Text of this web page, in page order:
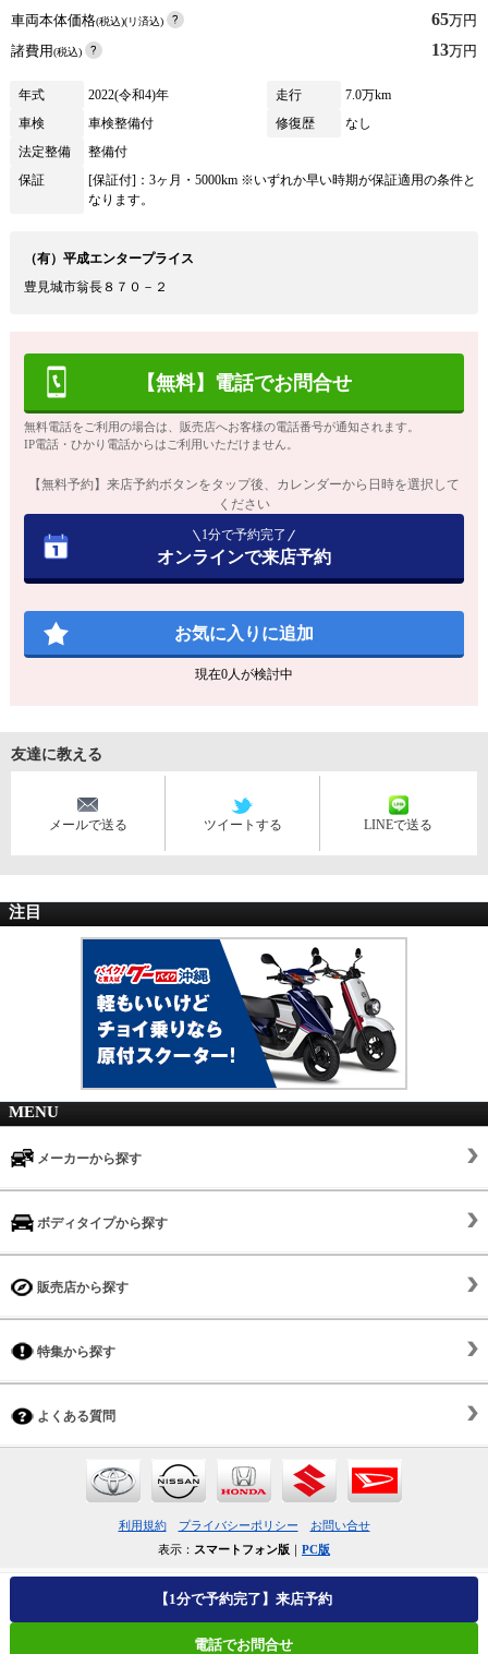
車両本体価格(税込)(リ済込) 65万円
諸費用(税込) 13万円
年式 2022(令和4)年 走行
7.0万km
車検
車検整備付 修復歴
なし
法定整備
整備付
保証
[保証付]：3ヶ月・5000km ※いずれか早い時期が保証適用の条件と
なります。
（有）平成エンタープライス
豊見城市翁長８７０－２
【無料】電話でお問合せ
無料電話をご利用の場合は、販売店へお客様の電話番号が通知されます。
IP電話・ひかり電話からはご利用いただけません。
【無料予約】来店予約ボタンをタップ後、カレンダーから日時を選択して
ください
1分で予約完了
オンラインで来店予約
お気に入りに追加
現在0人が検討中
友達に教える
メールで送る ツイートする LINEで送る
【1分で予約完了】来店予約
電話でお問合せ
注目
MENU
メーカーから探す
ボディタイプから探す
販売店から探す
特集から探す
よくある質問
利用規約 プライバシーポリシー
お問い合せ
表示： スマートフォン版 PC版